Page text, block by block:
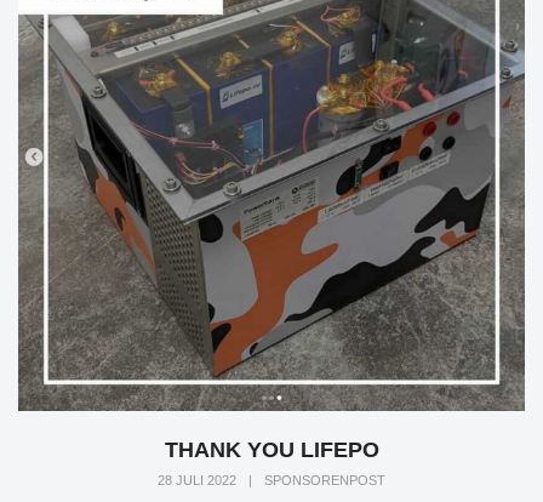
THANK YOU LIFEPO
28 JULI 2022 SPONSORENPOST